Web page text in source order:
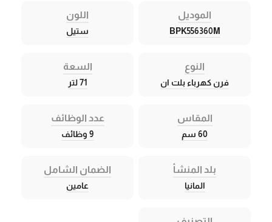
الموديل
BPK556360M
اللون
ستيل
النوع
فرن كهرباء بلت ان
السعة
71 لتر
المقاس
60 سم
عدد الوظائف
9 وظائف
بلد المنشأ
المانيا
الضمان الشامل
عامين